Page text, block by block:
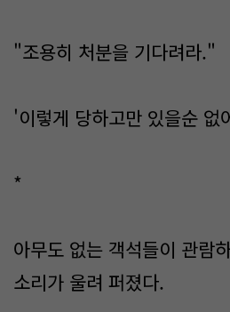
"조용히 처분을 기다려라."
'이렇게 당하고만 있을순 없
*
아무도 없는 객석들이 관람
소리가 울려 퍼졌다.